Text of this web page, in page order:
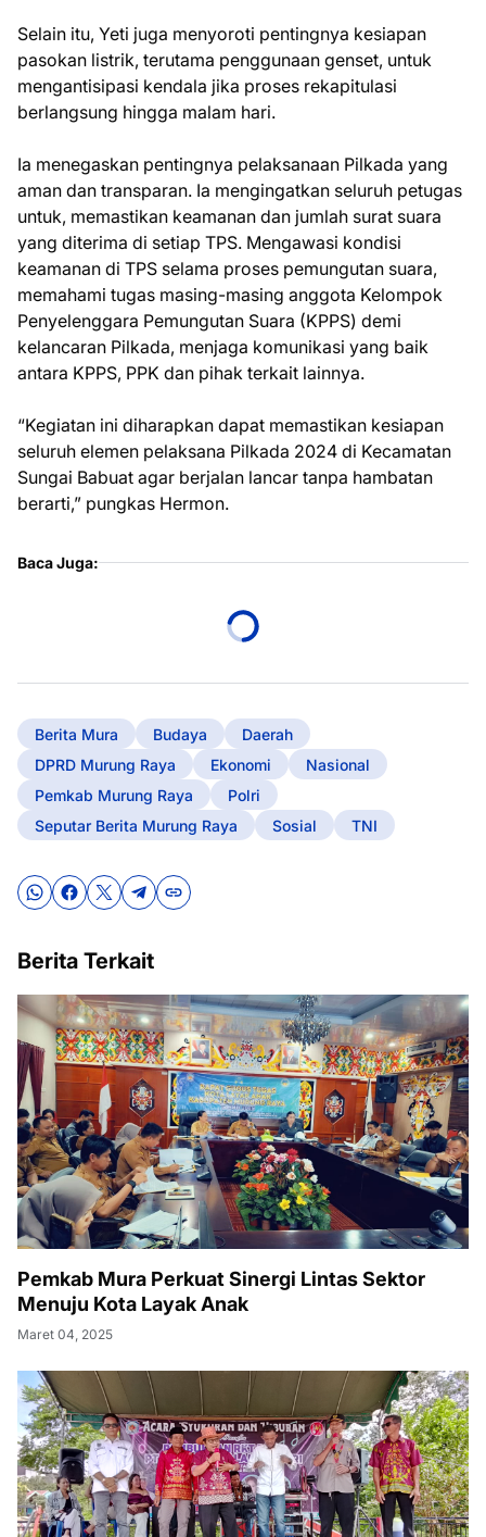
Selain itu, Yeti juga menyoroti pentingnya kesiapan
pasokan listrik, terutama penggunaan genset, untuk
mengantisipasi kendala jika proses rekapitulasi
berlangsung hingga malam hari.
Ia menegaskan pentingnya pelaksanaan Pilkada yang
aman dan transparan. Ia mengingatkan seluruh petugas
untuk, memastikan keamanan dan jumlah surat suara
yang diterima di setiap TPS. Mengawasi kondisi
keamanan di TPS selama proses pemungutan suara,
memahami tugas masing-masing anggota Kelompok
Penyelenggara Pemungutan Suara (KPPS) demi
kelancaran Pilkada, menjaga komunikasi yang baik
antara KPPS, PPK dan pihak terkait lainnya.
“Kegiatan ini diharapkan dapat memastikan kesiapan
seluruh elemen pelaksana Pilkada 2024 di Kecamatan
Sungai Babuat agar berjalan lancar tanpa hambatan
berarti,” pungkas Hermon.
Baca Juga:
Berita Mura Budaya
Daerah
DPRD Murung Raya
Ekonomi
Nasional
Pemkab Murung Raya
Polri
Seputar Berita Murung Raya
Sosial TNI
Berita Terkait
Pemkab Mura Perkuat Sinergi Lintas Sektor
Menuju Kota Layak Anak
Maret 04, 2025